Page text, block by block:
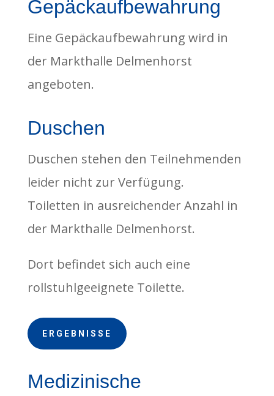
Gepäckauf­bewahrung
Eine Gepäckaufbewahrung wird in
der Markthalle Delmenhorst
angeboten.
Duschen
Duschen stehen den Teilnehmenden
leider nicht zur Verfügung.
Toiletten in ausreichender Anzahl in
der Markthalle Delmenhorst.
Dort befindet sich auch eine
rollstuhlgeeignete Toilette.
ERGEBNISSE
Medizinische